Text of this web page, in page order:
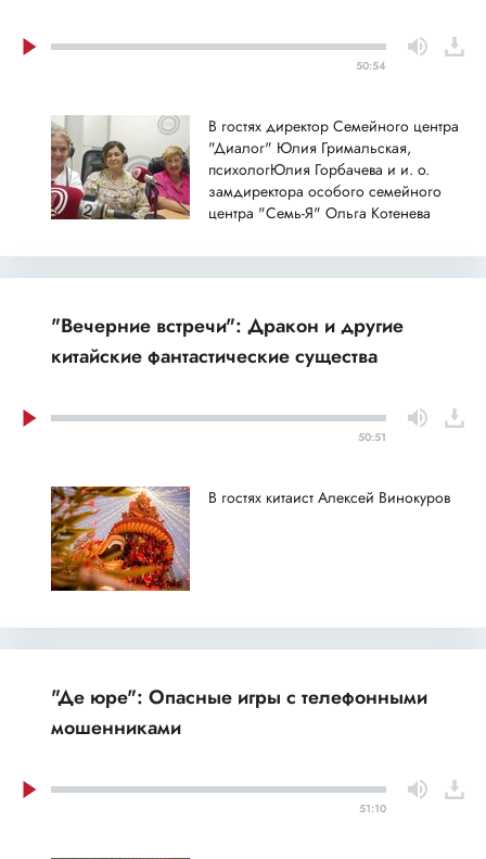
50:54
В гостях директор Семейного центра
"Диалог" Юлия Гримальская,
психологЮлия Горбачева и и. о.
замдиректора особого семейного
центра "Семь-Я" Ольга Котенева
"Вечерние встречи": Дракон и другие
китайские фантастические существа
50:51
В гостях китаист Алексей Винокуров
"Де юре": Опасные игры с телефонными
мошенниками
51:10